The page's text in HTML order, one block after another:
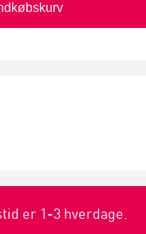
er 1-3 hverdage.